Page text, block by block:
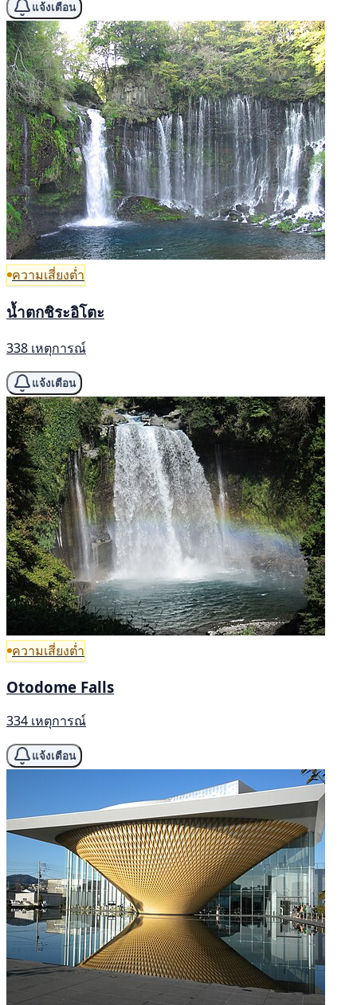
แจ้งเตือน
ความเสี่ยงต่ำ
น้ำตกชิระอิโตะ
338 เหตุการณ์
แจ้งเตือน
ความเสี่ยงต่ำ
Otodome Falls
334 เหตุการณ์
แจ้งเตือน